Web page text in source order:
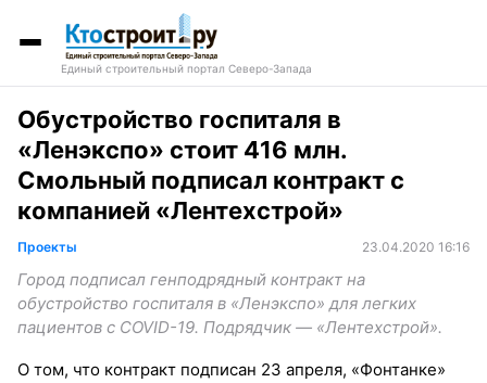
Единый строительный портал Северо-Запада
Обустройство госпиталя в
«Ленэкспо» стоит 416 млн.
Смольный подписал контракт с
компанией «Лентехстрой»
Проекты 23.04.2020 16:16
Город подписал генподрядный контракт на
обустройство госпиталя в «Ленэкспо» для легких
пациентов с COVID-19. Подрядчик — «Лентехстрой».
О том, что контракт подписан 23 апреля, «Фонтанке»